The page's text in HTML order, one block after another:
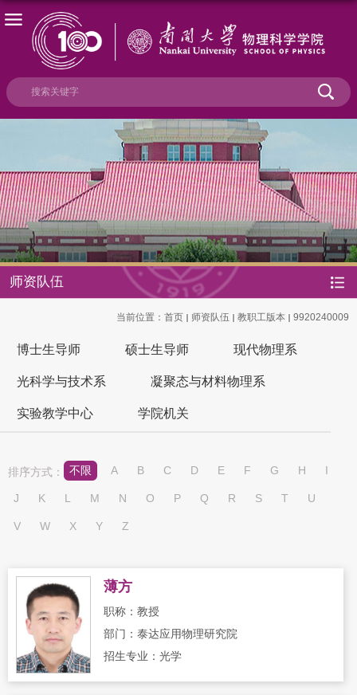
师资队伍
当前位置： 首页 师资队伍 教职工版本 9920240009
博士生导师 硕士生导师 现代物理系
光科学与技术系 凝聚态与材料物理系
实验教学中心 学院机关
排序方式： 不限 A B C D E F G H I
J K L M N O P Q R S T U
V W X Y Z
薄方
职称：教授
部门：泰达应用物理研究院
招生专业：光学